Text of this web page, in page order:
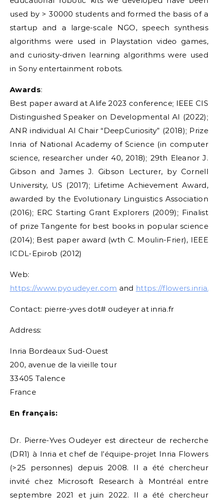
used by > 30000 students and formed the basis of a
startup and a large-scale NGO, speech synthesis
algorithms were used in Playstation video games,
and curiosity-driven learning algorithms were used
in Sony entertainment robots.
Awards:
Best paper award at Alife 2023 conference; IEEE CIS
Distinguished Speaker on Developmental AI (2022);
ANR individual AI Chair “DeepCuriosity” (2018); Prize
Inria of National Academy of Science (in computer
science, researcher under 40, 2018); 29th Eleanor J.
Gibson and James J. Gibson Lecturer, by Cornell
University, US (2017); Lifetime Achievement Award,
awarded by the Evolutionary Linguistics Association
(2016); ERC Starting Grant Explorers (2009); Finalist
of prize Tangente for best books in popular science
(2014); Best paper award (wth C. Moulin-Frier), IEEE
ICDL-Epirob (2012)
Web:
https://www.pyoudeyer.com and https://flowers.inria.fr
Contact: pierre-yves dot# oudeyer at inria.fr
Address:
Inria Bordeaux Sud-Ouest
200, avenue de la vieille tour
33405 Talence
France
En français:
Dr. Pierre-Yves Oudeyer est directeur de recherche
(DR1) à Inria et chef de l’équipe-projet Inria Flowers
(>25 personnes) depuis 2008. Il a été chercheur
invité chez Microsoft Research à Montréal entre
septembre 2021 et juin 2022. Il a été chercheur